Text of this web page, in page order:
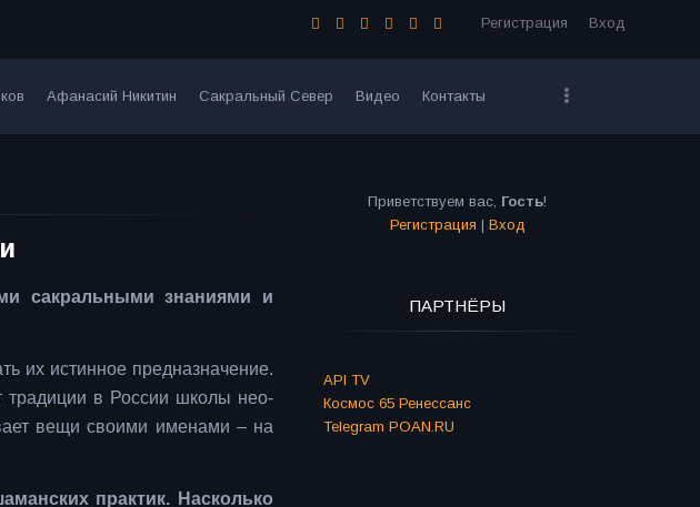
Регистрация Вход
Афанасий Никитин Сакральный Север Видео Контакты
сакральными знаниями и
их истинное предназначение.
традиции в России школы нео-
вещи своими именами – на
практик. Насколько
Приветствуем вас, Гость!
Регистрация | Вход
ПАРТНЁРЫ
API TV
Космос 65 Ренессанс
Telegram POAN.RU